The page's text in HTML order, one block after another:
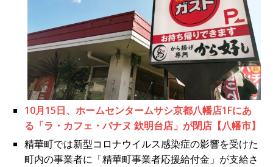
10月15日、ホームセンタームサシ京都八幡店1Fにあ
る「ラ・カフェ・バナヌ 欽明台店」が閉店【八幡市】
精華町では新型コロナウイルス感染症の影響を受けた
町内の事業者に「精華町事業者応援給付金」が支給さ